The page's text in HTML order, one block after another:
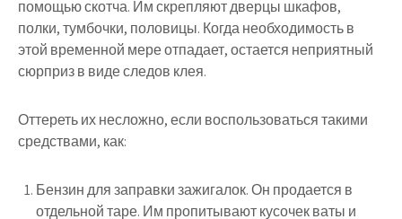
помощью скотча. Им скрепляют дверцы шкафов,
полки, тумбочки, половицы. Когда необходимость в
этой временной мере отпадает, остается неприятный
сюрприз в виде следов клея.
Оттереть их несложно, если воспользоваться такими
средствами, как:
Бензин для заправки зажигалок. Он продается в
отдельной таре. Им пропитывают кусочек ваты и